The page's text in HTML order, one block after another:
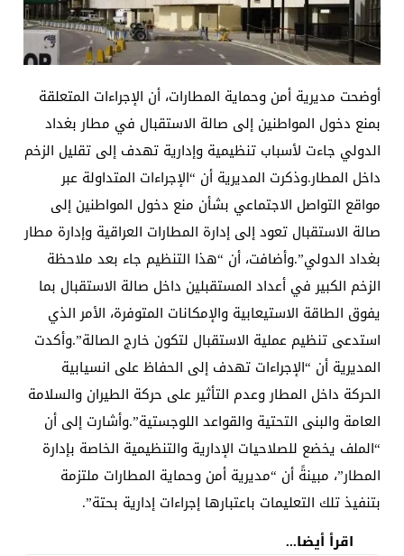
أوضحت مديرية أمن وحماية المطارات، أن الإجراءات المتعلقة
بمنع دخول المواطنين إلى صالة الاستقبال في مطار بغداد
الدولي جاءت لأسباب تنظيمية وإدارية تهدف إلى تقليل الزخم
داخل المطار.وذكرت المديرية أن “الإجراءات المتداولة عبر
مواقع التواصل الاجتماعي بشأن منع دخول المواطنين إلى
صالة الاستقبال تعود إلى إدارة المطارات العراقية وإدارة مطار
بغداد الدولي”.وأضافت، أن “هذا التنظيم جاء بعد ملاحظة
الزخم الكبير في أعداد المستقبلين داخل صالة الاستقبال بما
يفوق الطاقة الاستيعابية والإمكانات المتوفرة، الأمر الذي
استدعى تنظيم عملية الاستقبال لتكون خارج الصالة”.وأكدت
المديرية أن “الإجراءات تهدف إلى الحفاظ على انسيابية
الحركة داخل المطار وعدم التأثير على حركة الطيران والسلامة
العامة والبنى التحتية والقواعد اللوجستية”.وأشارت إلى أن
“الملف يخضع للصلاحيات الإدارية والتنظيمية الخاصة بإدارة
المطار”، مبينةً أن “مديرية أمن وحماية المطارات ملتزمة
بتنفيذ تلك التعليمات باعتبارها إجراءات إدارية بحتة”.
اقرأ أيضا...